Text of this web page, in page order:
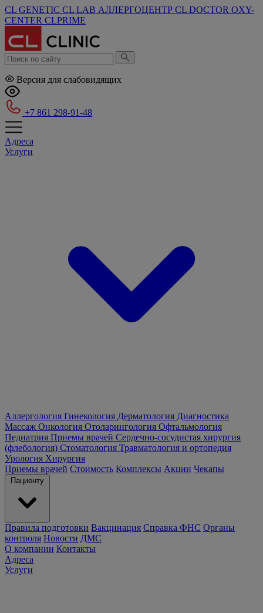
CL GENETIC CL LAB АЛЛЕРГОЦЕНТР CL DOCTOR OXY-
CENTER CLPRIME
Версия для слабовидящих
+7 861 298-91-48
Адреса
Услуги
Аллергология Гинекология Дерматология Диагностика
Массаж Онкология Отоларингология Офтальмология
Педиатрия Приемы врачей Сердечно-сосудистая хирургия
(флебология) Стоматология Травматология и ортопедия
Урология Хирургия
Приемы врачей Стоимость Комплексы Акции Чекапы
Пациенту
Правила подготовки Вакцинация Справка ФНС Органы
контроля Новости ДМС
О компании Контакты
Адреса
Услуги